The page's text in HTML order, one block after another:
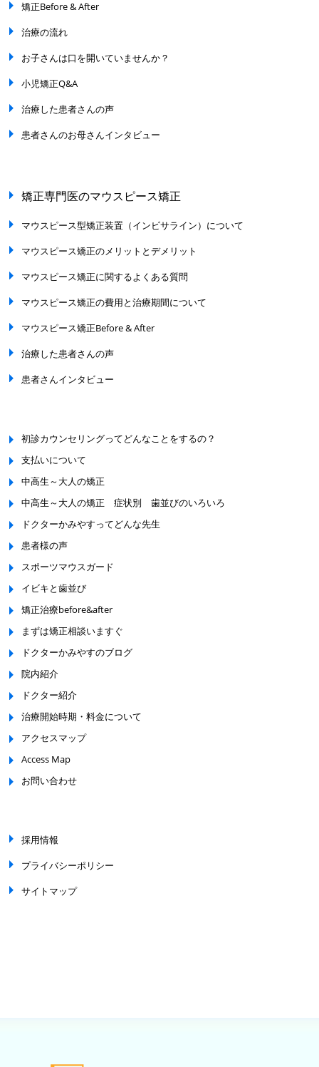
矯正Before & After
治療の流れ
お子さんは口を開いていませんか？
小児矯正Q&A
治療した患者さんの声
患者さんのお母さんインタビュー
矯正専門医のマウスピース矯正
マウスピース型矯正装置（インビサライン）について
マウスピース矯正のメリットとデメリット
マウスピース矯正に関するよくある質問
マウスピース矯正の費用と治療期間について
マウスピース矯正Before & After
治療した患者さんの声
患者さんインタビュー
初診カウンセリングってどんなことをするの？
支払いについて
中高生～大人の矯正
中高生～大人の矯正 症状別 歯並びのいろいろ
ドクターかみやすってどんな先生
患者様の声
スポーツマウスガード
イビキと歯並び
矯正治療before&after
まずは矯正相談いますぐ
ドクターかみやすのブログ
院内紹介
ドクター紹介
治療開始時期・料金について
アクセスマップ
Access Map
お問い合わせ
採用情報
プライバシーポリシー
サイトマップ